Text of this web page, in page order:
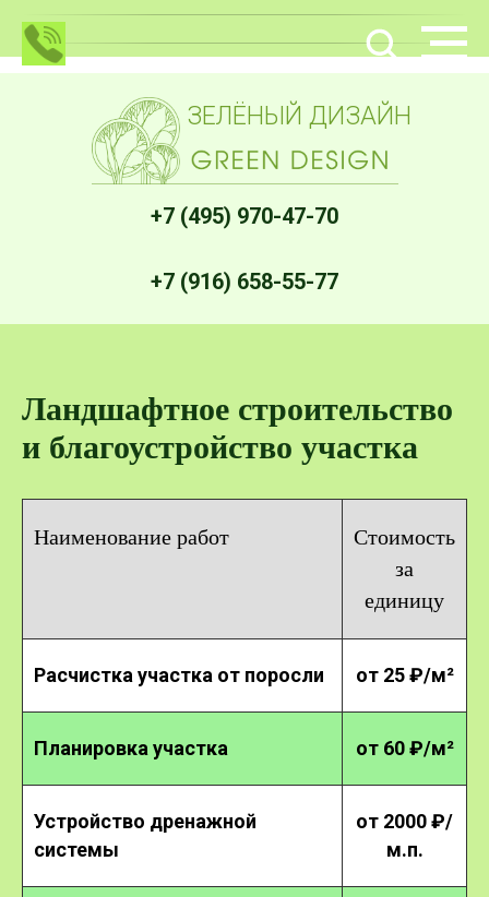
+7 (495) 970-47-70
+7 (916) 658-55-77
ЗЕЛЁНЫЙ ДИЗАЙН
Ландшафтное строительство
и благоустройство участка
Наименование работ
Стоимость
за
единицу
Расчистка участка от поросли от 25 ₽/м²
Планировка участка от 60 ₽/м²
Устройство дренажной
системы
от 2000 ₽/
м.п.